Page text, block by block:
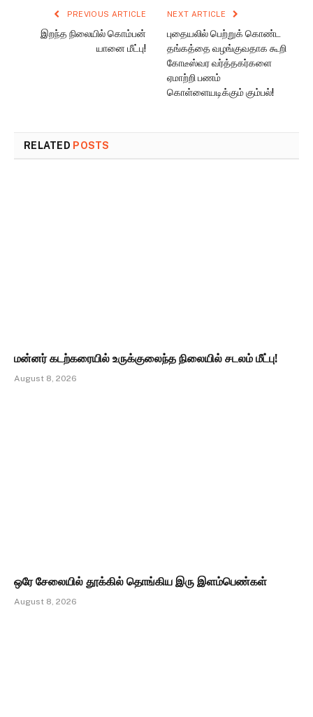
PREVIOUS ARTICLE
இறந்த நிலையில் கொம்பன்
யானை மீட்பு!
NEXT ARTICLE
புதையலில் பெற்றுக் கொண்ட
தங்கத்தை வழங்குவதாக கூறி
கோடீஸ்வர வர்த்தகர்களை
ஏமாற்றி பணம்
கொள்ளையடிக்கும் கும்பல்!
RELATED POSTS
மன்னர் கடற்கரையில் உருக்குலைந்த நிலையில் சடலம் மீட்பு!
August 8, 2026
ஒரே சேலையில் தூக்கில் தொங்கிய இரு இளம்பெண்கள்
August 8, 2026